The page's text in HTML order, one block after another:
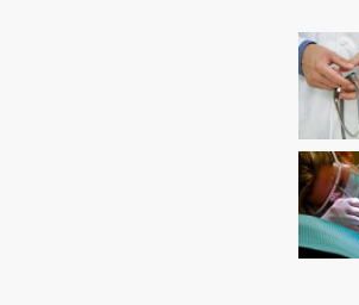
Covid
30/03/
Nou!
COVID
05/04/